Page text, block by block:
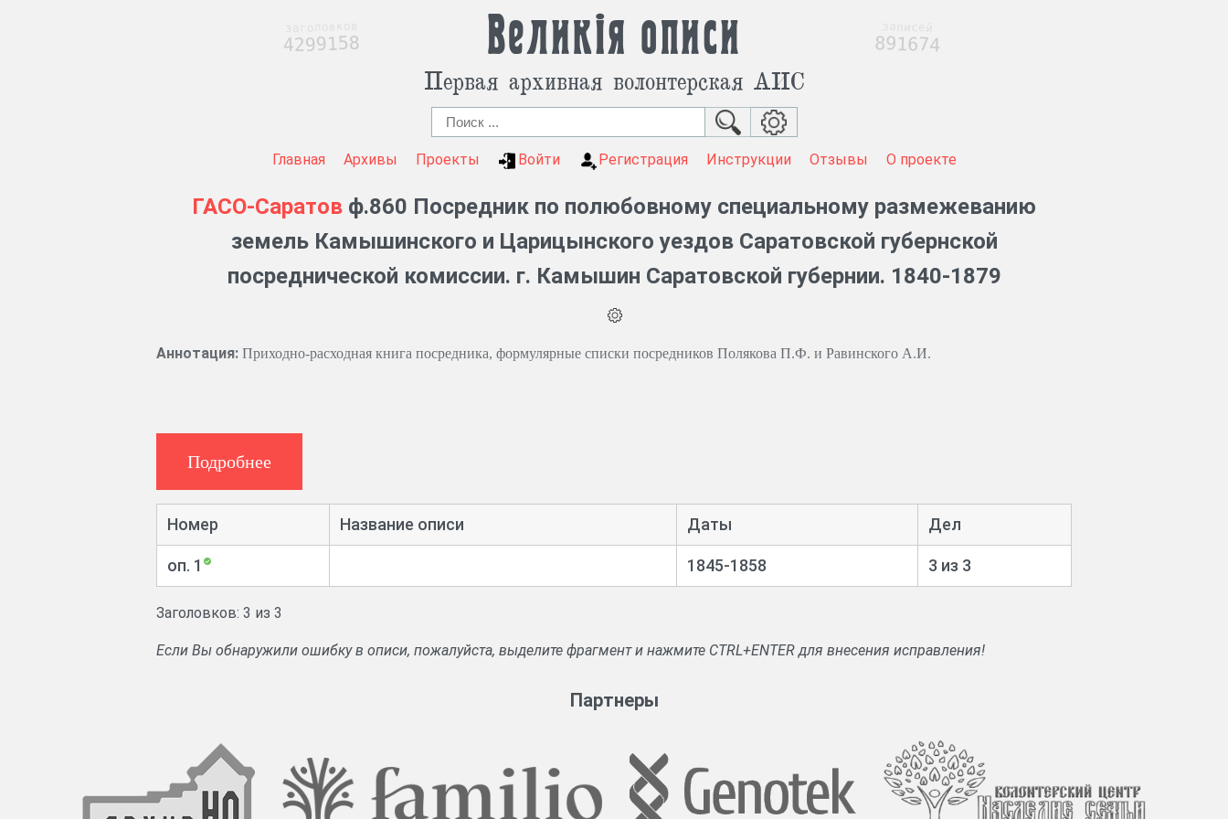
Великія описи
Первая архивная волонтерская АИС
Главная Архивы Проекты Войти Регистрация Инструкции Отзывы О проекте
ГАСО-Саратов ф.860 Посредник по полюбовному специальному размежеванию
земель Камышинского и Царицынского уездов Саратовской губернской
посреднической комиссии. г. Камышин Саратовской губернии. 1840-1879
Аннотация: Приходно-расходная книга посредника, формулярные списки посредников Полякова П.Ф. и Равинского А.И.
Подробнее
Номер Название описи Даты Дел
оп. 1 1845-1858 3 из 3
Заголовков: 3 из 3
Если Вы обнаружили ошибку в описи, пожалуйста, выделите фрагмент и нажмите CTRL+ENTER для внесения исправления!
Партнеры
4299158 891674